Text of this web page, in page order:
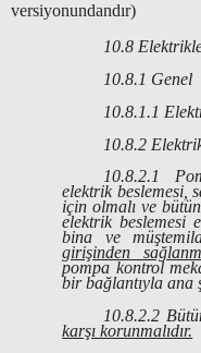
versiyonundandır)
10.8
10.8.1 Genel
10.8.1.1
10.8.2
10.8.2.1
elektrik beslemesi,
için olmalı ve
elektrik beslemesi
bina ve
girişinden
pompa kontrol
bir bağlantıyla ana
10.8.2.2
karşı korunmalıdır.